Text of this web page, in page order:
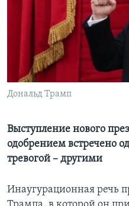
Learning English
СОЦИАЛЬНЫЕ СЕТИ
Дональд Трамп
Выступление нового
одобрением встречено
тревогой – другими
Инаугурационная речь